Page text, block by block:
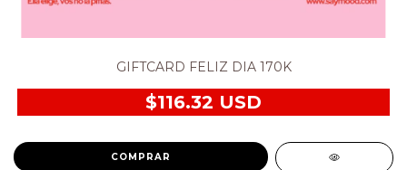
GIFTCARD FELIZ DIA 170K
$116.32 USD